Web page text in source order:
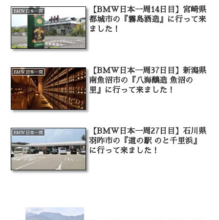
BMW日本一周
【BMW日本一周14日目】宮崎県
都城市の『霧島酒造』に行って来
ました！
BMW日本一周
【BMW日本一周37日目】新潟県
南魚沼市の『八海醸造 魚沼の
里』に行って来ました！
BMW日本一周
【BMW日本一周27日目】石川県
羽咋市の『道の駅 のと千里浜』
に行って来ました！